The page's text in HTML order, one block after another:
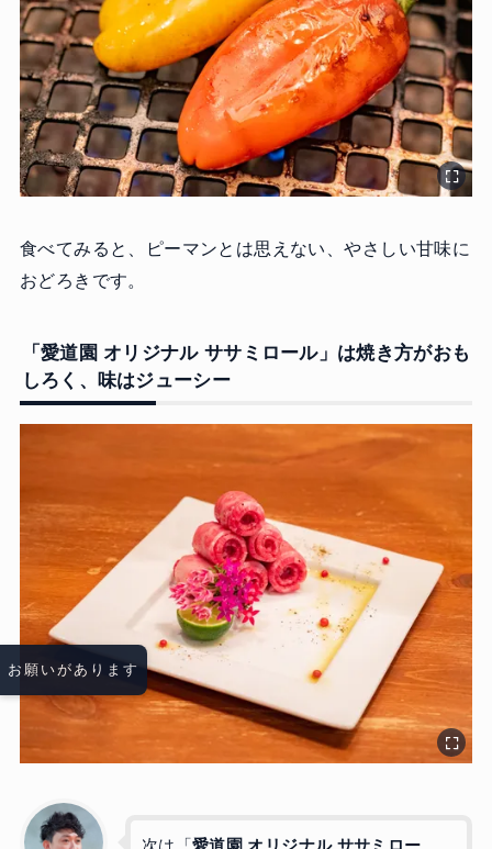
食べてみると、ピーマンとは思えない、やさしい甘味に
おどろきです。
「愛道園 オリジナル ササミロール」は焼き方がおも
しろく、味はジューシー
お願いがあります